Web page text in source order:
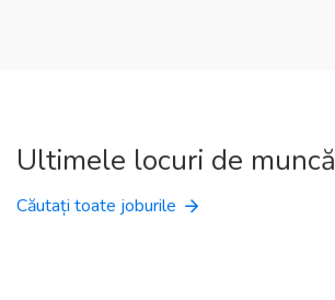
Ultimele locuri de muncă
Căutați toate joburile